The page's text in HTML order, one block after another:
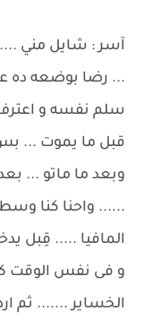
آسر : شايل مني
... رضا بوضعه ده
سلم نفسه و
قبل ما يموت ...
وبعد ما ماتو ...
...... واحنا كنا وسط
المافيا ..... قِبل
و فى نفس الوقت
الخساير ....... ثم